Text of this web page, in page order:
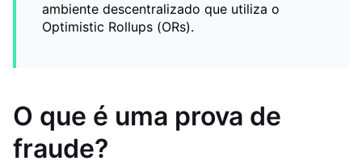
ambiente descentralizado que utiliza o
Optimistic Rollups (ORs).
O que é uma prova de
fraude?